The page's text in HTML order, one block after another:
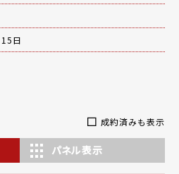
日
成約済みも表示
パネル表示